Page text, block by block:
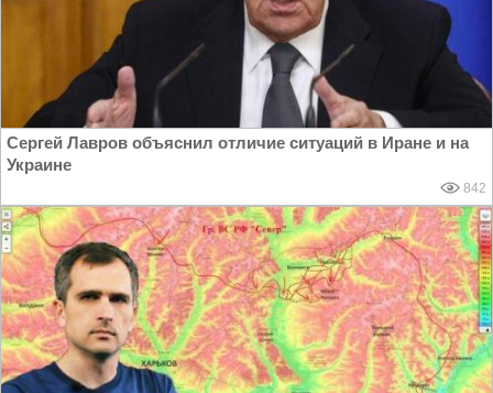
Сергей Лавров объяснил отличие ситуаций в Иране и на
Украине
842